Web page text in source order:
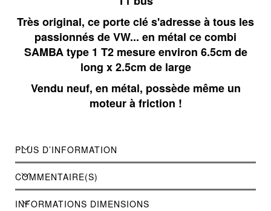
Très original, ce porte clé s'adresse à tous les
passionnés de VW... en métal ce combi
SAMBA type 1 T2 mesure environ 6.5cm de
long x 2.5cm de large
Vendu neuf, en métal, possède même un
moteur à friction !
PLUS D’INFORMATION
COMMENTAIRE(S)
INFORMATIONS DIMENSIONS